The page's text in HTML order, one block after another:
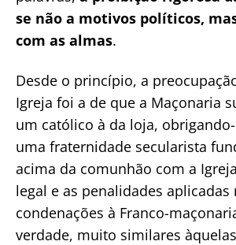
se não a motivos políticos,
com as almas.
Desde o princípio, a
Igreja foi a de que a Maçonaria
um católico à da loja,
uma fraternidade secularista
acima da comunhão com a
legal e as penalidades aplicadas
condenações à Franco-
verdade, muito similares